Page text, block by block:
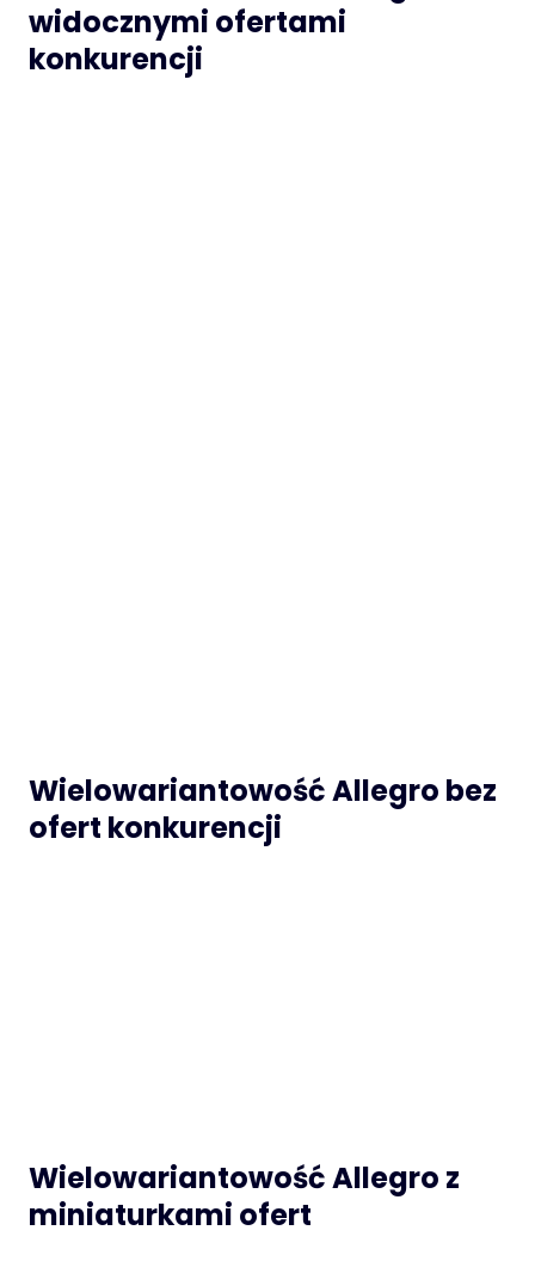
widocznymi ofertami
konkurencji
Wielowariantowość Allegro bez
ofert konkurencji
Wielowariantowość Allegro z
miniaturkami ofert